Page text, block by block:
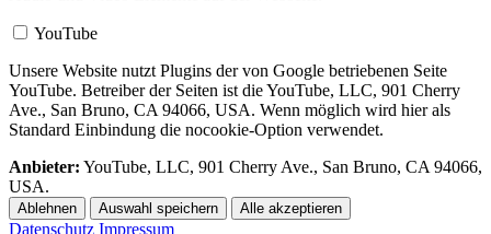
YouTube
Unsere Website nutzt Plugins der von Google betriebenen Seite
YouTube. Betreiber der Seiten ist die YouTube, LLC, 901 Cherry
Ave., San Bruno, CA 94066, USA. Wenn möglich wird hier als
Standard Einbindung die nocookie-Option verwendet.
Anbieter: YouTube, LLC, 901 Cherry Ave., San Bruno, CA 94066,
USA.
Ablehnen Auswahl speichern Alle akzeptieren
Datenschutz Impressum